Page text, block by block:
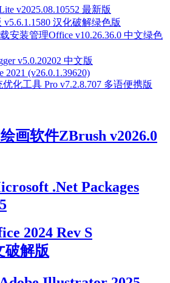
v2025.08.10552 最新版
v5.6.1.1580 汉化破解绿色版
安装管理Office v10.26.36.0 中文绿色
v5.0.20202 中文版
2021 (v26.0.1.39620)
优化工具 Pro v7.2.8.707 多语便携版
画软件ZBrush v2026.0
.Net Packages
2024 Rev S
破解版